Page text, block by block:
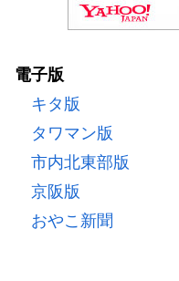
電子版
キタ版
タワマン版
市内北東部版
京阪版
おやこ新聞